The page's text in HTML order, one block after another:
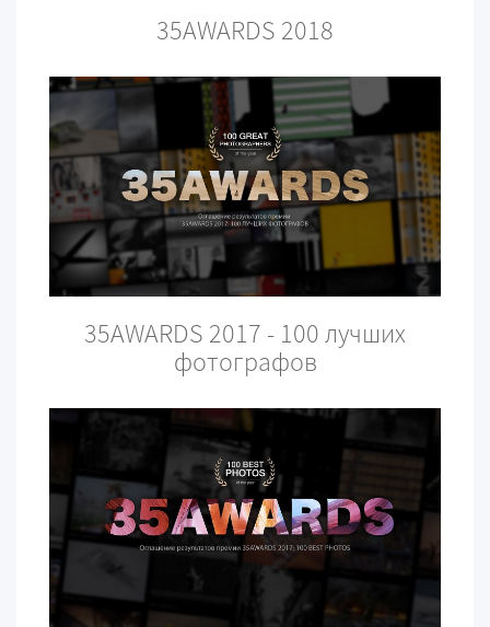
35AWARDS 2018
35AWARDS 2017 - 100 лучших
фотографов